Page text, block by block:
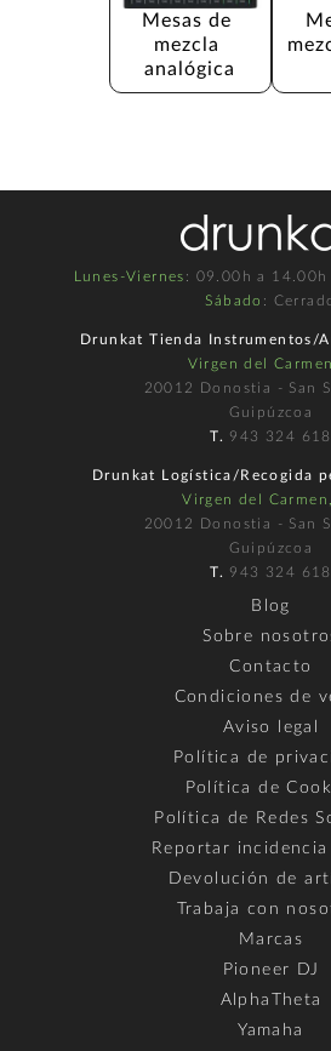
Mesas de
mezcla
analógica
Lunes-Viernes : 09.00h a
Sábado :
Drunkat Tienda Instrumentos/
Virgen del
20012 Donostia - San
Guipúzcoa
T. 943 324 618
Drunkat Logística/Recogida
Virgen del
20012 Donostia - San
Guipúzcoa
T. 943 324 618
Blog
Sobre
Contacto
Condiciones de
Aviso legal
Política de
Política de
Política de Redes
Reportar incidencia
Devolución de
Trabaja con
Marcas
Pioneer DJ
AlphaTheta
Yamaha